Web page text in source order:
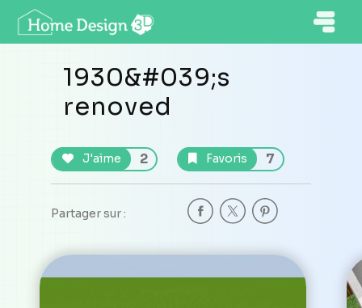
1930&#039;s
renoved
J'aime 2 Favoris 7
Partager sur :